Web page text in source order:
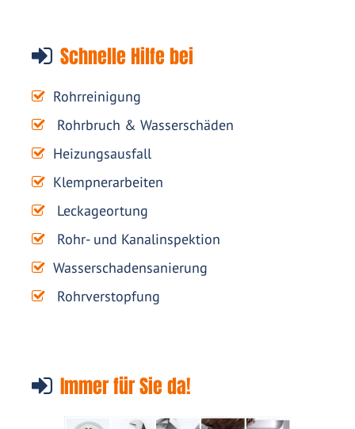
Schnelle Hilfe bei
Rohrreinigung
Rohrbruch & Wasserschäden
Heizungsausfall
Klempnerarbeiten
Leckageortung
Rohr- und Kanalinspektion
Wasserschadensanierung
Rohrverstopfung
Immer für Sie da!